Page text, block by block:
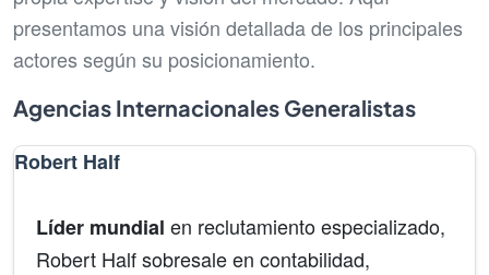
presentamos una visión detallada de los principales
actores según su posicionamiento.
Agencias Internacionales Generalistas
Robert Half
Líder mundial en reclutamiento especializado,
Robert Half sobresale en contabilidad,